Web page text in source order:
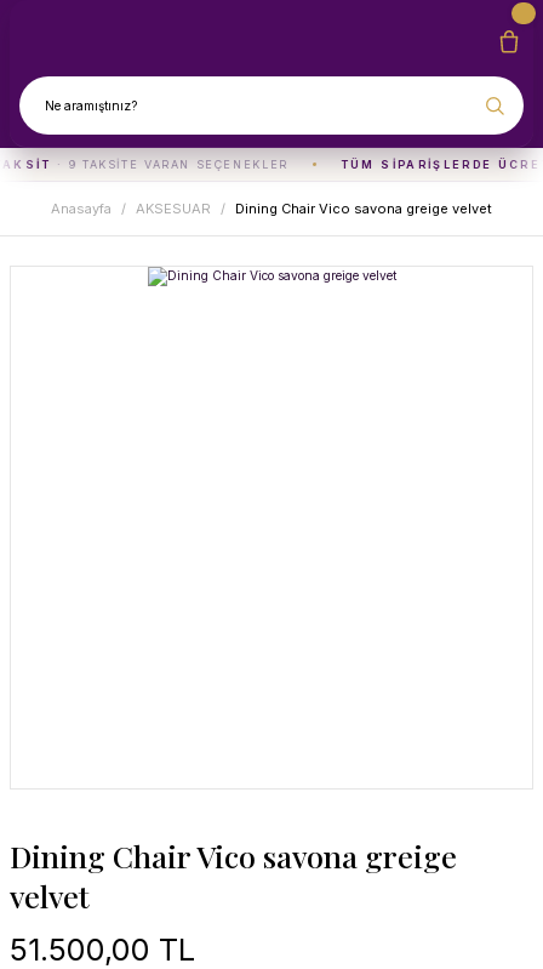
· 9 TAKSITE VARAN SEÇENEKLER TÜM SIPARIŞLERDE
Anasayfa AKSESUAR Dining Chair Vico savona greige velvet
Dining Chair Vico savona greige
velvet
51.500,00 TL